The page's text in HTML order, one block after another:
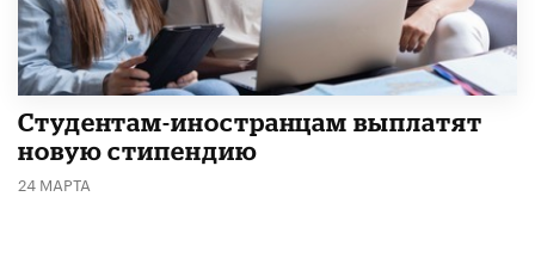
Студентам-иностранцам выплатят
новую стипендию
24 МАРТА